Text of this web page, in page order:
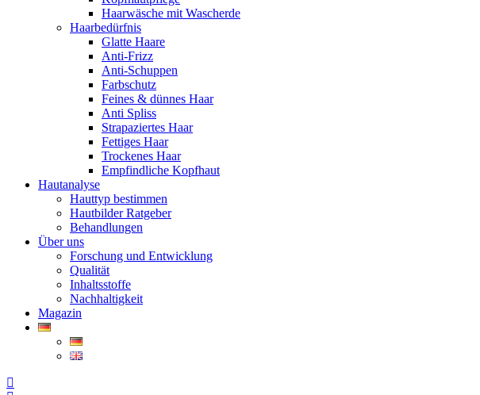
Haarwäsche mit Wascherde
Haarbedürfnis
Glatte Haare
Anti-Frizz
Anti-Schuppen
Farbschutz
Feines & dünnes Haar
Anti Spliss
Strapaziertes Haar
Fettiges Haar
Trockenes Haar
Empfindliche Kopfhaut
Hautanalyse
Hauttyp bestimmen
Hautbilder Ratgeber
Behandlungen
Über uns
Forschung und Entwicklung
Qualität
Inhaltsstoffe
Nachhaltigkeit
Magazin